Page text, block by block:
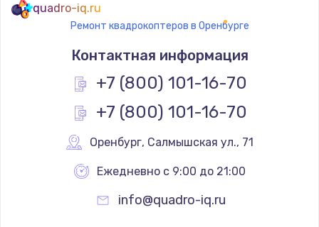
Замена тачпада
1330 руб.
Заказать
Замена контроллера питания
Замена южного моста
2600 руб.
quadro-iq.ru
Ремонт квадрокоптеров в Оренбурге
Контактная информация
+7 (800) 101-16-70
+7 (800) 101-16-70
Оренбург, Салмышская ул., 71
Ежедневно с 9:00 до 21:00
info@quadro-iq.ru